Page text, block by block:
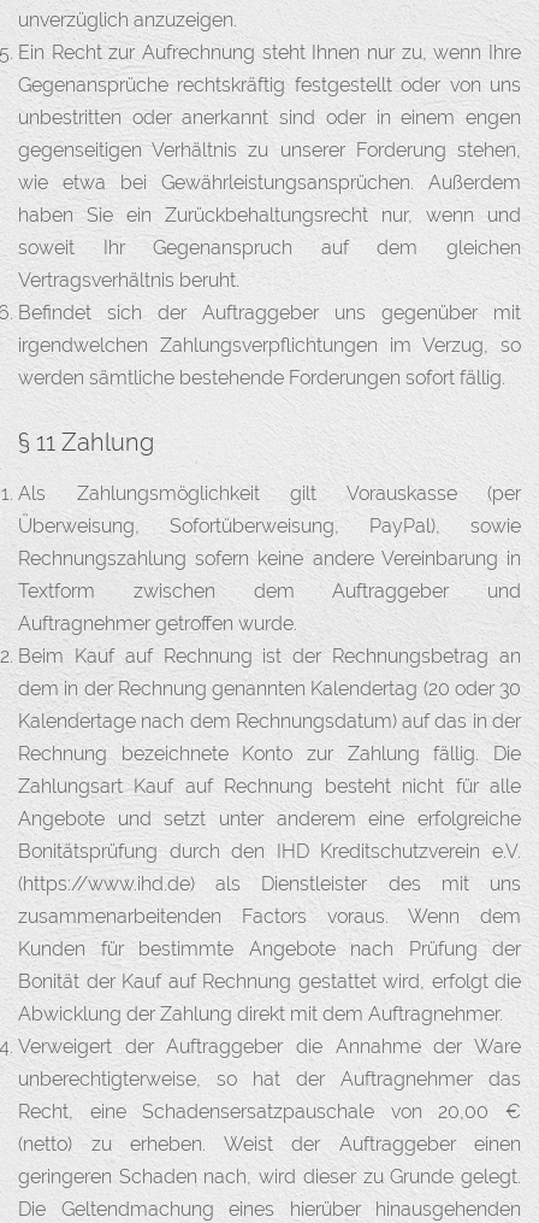
unverzüglich anzuzeigen.
Ein Recht zur Aufrechnung steht Ihnen nur zu, wenn Ihre
Gegenansprüche rechtskräftig festgestellt oder von uns
unbestritten oder anerkannt sind oder in einem engen
gegenseitigen Verhältnis zu unserer Forderung stehen,
wie etwa bei Gewährleistungsansprüchen. Außerdem
haben Sie ein Zurückbehaltungsrecht nur, wenn und
soweit Ihr Gegenanspruch auf dem gleichen
Vertragsverhältnis beruht.
Befindet sich der Auftraggeber uns gegenüber mit
irgendwelchen Zahlungsverpflichtungen im Verzug, so
werden sämtliche bestehende Forderungen sofort fällig.
§ 11 Zahlung
Als Zahlungsmöglichkeit gilt Vorauskasse (per
Überweisung, Sofortüberweisung, PayPal), sowie
Rechnungszahlung sofern keine andere Vereinbarung in
Textform zwischen dem Auftraggeber und
Auftragnehmer getroffen wurde.
Beim Kauf auf Rechnung ist der Rechnungsbetrag an
dem in der Rechnung genannten Kalendertag (20 oder 30
Kalendertage nach dem Rechnungsdatum) auf das in der
Rechnung bezeichnete Konto zur Zahlung fällig. Die
Zahlungsart Kauf auf Rechnung besteht nicht für alle
Angebote und setzt unter anderem eine erfolgreiche
Bonitätsprüfung durch den IHD Kreditschutzverein e.V.
(https://www.ihd.de) als Dienstleister des mit uns
zusammenarbeitenden Factors voraus. Wenn dem
Kunden für bestimmte Angebote nach Prüfung der
Bonität der Kauf auf Rechnung gestattet wird, erfolgt die
Abwicklung der Zahlung direkt mit dem Auftragnehmer.
Verweigert der Auftraggeber die Annahme der Ware
unberechtigterweise, so hat der Auftragnehmer das
Recht, eine Schadensersatzpauschale von 20,00 €
(netto) zu erheben. Weist der Auftraggeber einen
geringeren Schaden nach, wird dieser zu Grunde gelegt.
Die Geltendmachung eines hierüber hinausgehenden